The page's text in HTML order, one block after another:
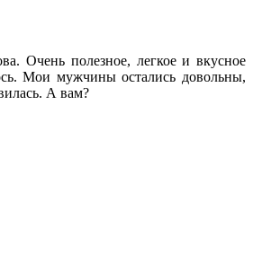
Очень полезное, легкое и вкусное
Мои мужчины остались довольны,
А вам?